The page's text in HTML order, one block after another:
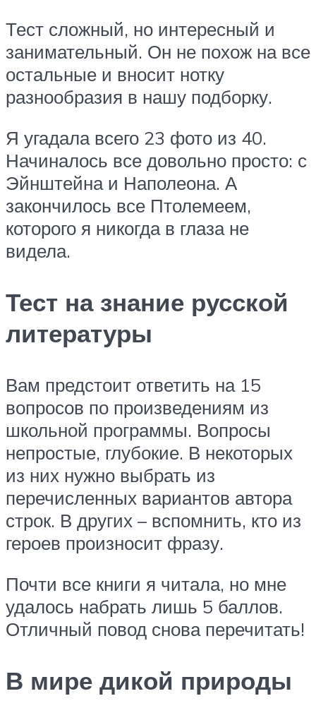
Тест сложный, но интересный и
занимательный. Он не похож на все
остальные и вносит нотку
разнообразия в нашу подборку.
Я угадала всего 23 фото из 40.
Начиналось все довольно просто: с
Эйнштейна и Наполеона. А
закончилось все Птолемеем,
которого я никогда в глаза не
видела.
Тест на знание русской
литературы
Вам предстоит ответить на 15
вопросов по произведениям из
школьной программы. Вопросы
непростые, глубокие. В некоторых
из них нужно выбрать из
перечисленных вариантов автора
строк. В других – вспомнить, кто из
героев произносит фразу.
Почти все книги я читала, но мне
удалось набрать лишь 5 баллов.
Отличный повод снова перечитать!
В мире дикой природы